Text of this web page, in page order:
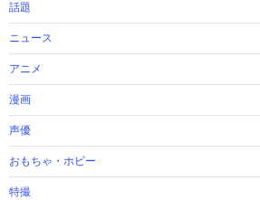
話題
ニュース
アニメ
漫画
声優
おもちゃ・ホビー
特撮